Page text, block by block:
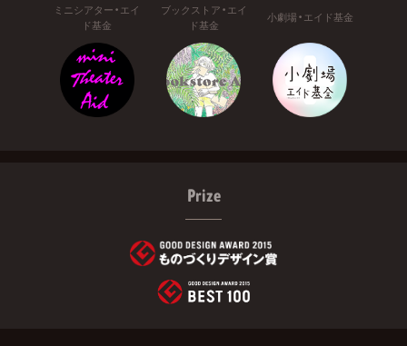
ミニシアター・エイ
ド基金
ブックストア・エイ
ド基金
小劇場・エイド基金
Prize